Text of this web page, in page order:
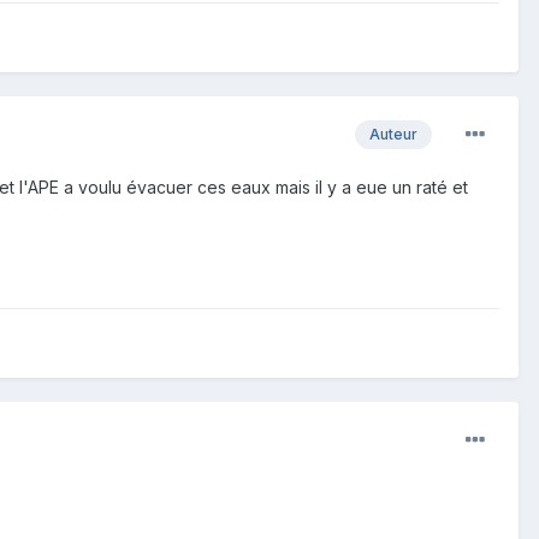
Auteur
l'APE a voulu évacuer ces eaux mais il y a eue un raté et